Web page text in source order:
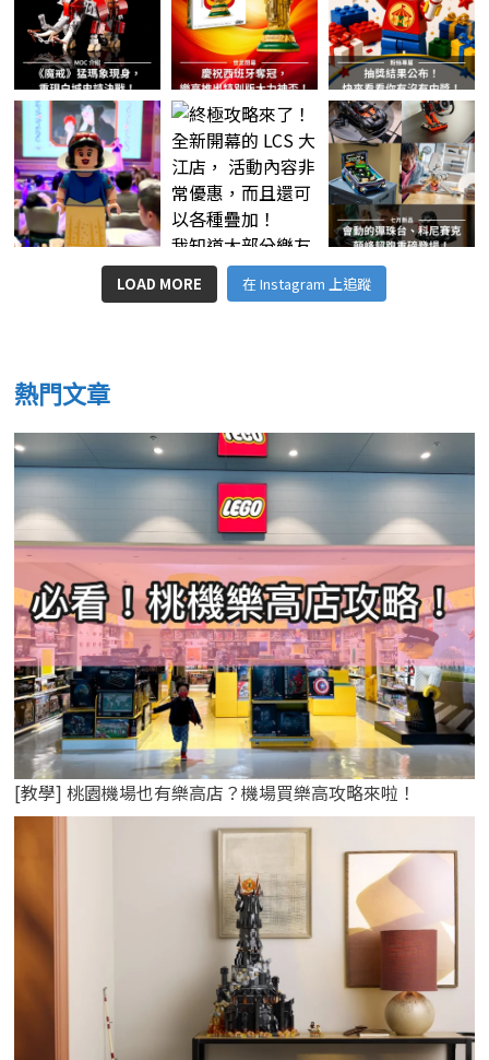
LOAD MORE 在 Instagram 上追蹤
熱門文章
[教學] 桃園機場也有樂高店？機場買樂高攻略來啦！